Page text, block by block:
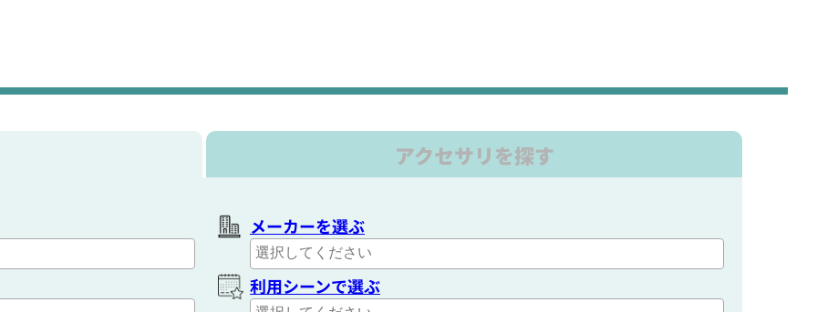
アクセサリを探す
メーカーを選ぶ
利用シーンで選ぶ